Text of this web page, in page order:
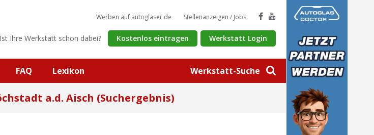
Werkstatt-Suche
Werben auf autoglaser.de Stellenanzeigen / Jobs
Ist Ihre Werkstatt schon dabei? Kostenlos eintragen Werkstatt Login
FAQ Lexikon
a.d. Aisch (Suchergebnis)